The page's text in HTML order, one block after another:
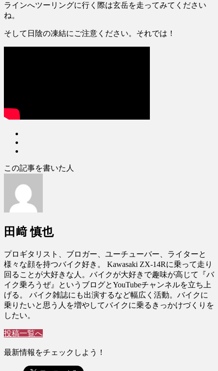
ラインへツーリングに行く際は玄岳を走ってみてください
ね。
そして日陰の凍結にご注意ください。それでは！
この記事を書いた人
田﨑 慎也
プロギタリスト、ブロガー、ユーチューバー、ライターと
様々な顔を持つバイク好き。 Kawasaki ZX-14Rに乗って走り
回ることが大好きな人。バイクが大好きで趣味が高じて『バ
イク乗ろうぜ』というブログとYouTubeチャンネルを立ち上
げる。 バイク雑誌にも出演するなど幅広く活動。バイクに
乗りたいと思う人を増やしてバイクに乗るきっかけづくりを
したい。
投稿一覧へ
最新情報をチェックしよう！